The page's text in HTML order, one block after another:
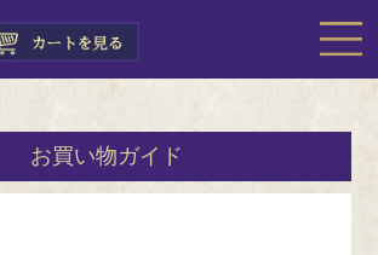
お買い物ガイド